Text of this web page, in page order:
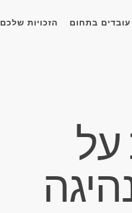
עובדים בתחום הזכויות שלכם
על